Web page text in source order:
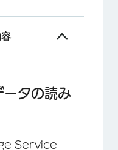
データを抽出
タの読み
Service